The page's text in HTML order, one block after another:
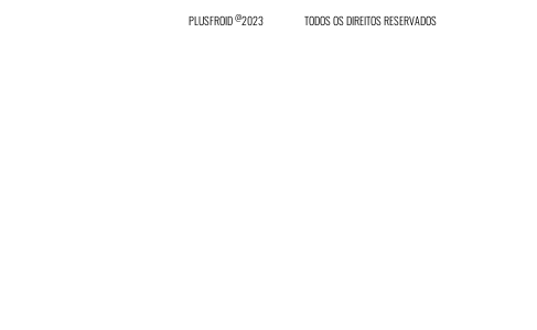
PLUSFROID@2023 TODOS OS DIREITOS RESERVADOS